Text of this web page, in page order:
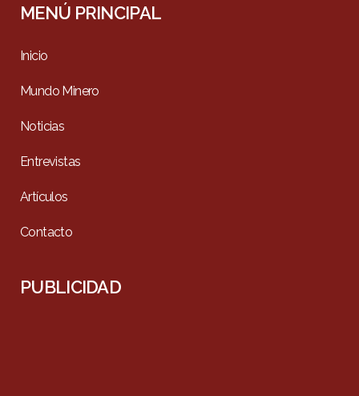
MENÚ PRINCIPAL
Inicio
Mundo Minero
Noticias
Entrevistas
Artículos
Contacto
PUBLICIDAD